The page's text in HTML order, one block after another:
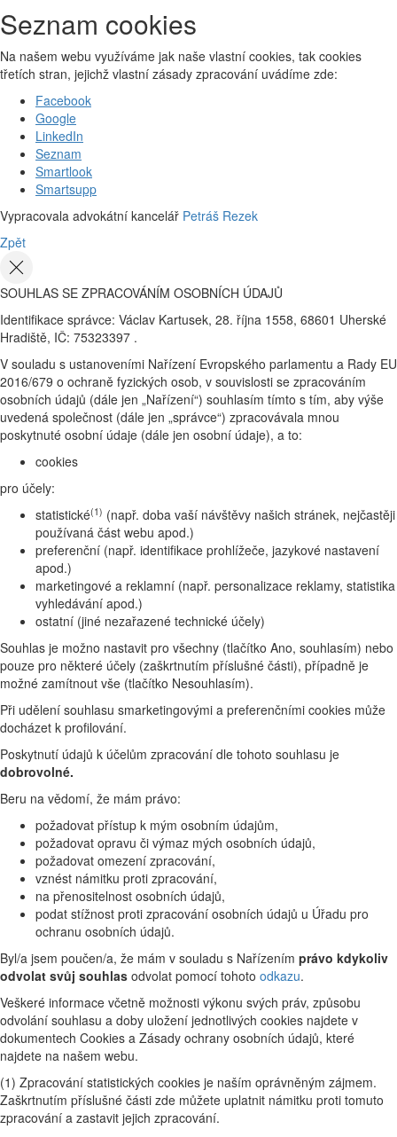
Seznam cookies
Na našem webu využíváme jak naše vlastní cookies, tak cookies
třetích stran, jejichž vlastní zásady zpracování uvádíme zde:
Facebook
Google
LinkedIn
Seznam
Smartlook
Smartsupp
Vypracovala advokátní kancelář Petráš Rezek
Zpět
SOUHLAS SE ZPRACOVÁNÍM OSOBNÍCH ÚDAJŮ
Identifikace správce: Václav Kartusek, 28. října 1558, 68601 Uherské
Hradiště, IČ: 75323397 .
V souladu s ustanoveními Nařízení Evropského parlamentu a Rady EU
2016/679 o ochraně fyzických osob, v souvislosti se zpracováním
osobních údajů (dále jen „Nařízení“) souhlasím tímto s tím, aby výše
uvedená společnost (dále jen „správce“) zpracovávala mnou
poskytnuté osobní údaje (dále jen osobní údaje), a to:
cookies
pro účely:
statistické(1) (např. doba vaší návštěvy našich stránek, nejčastěji
používaná část webu apod.)
preferenční (např. identifikace prohlížeče, jazykové nastavení
apod.)
marketingové a reklamní (např. personalizace reklamy, statistika
vyhledávání apod.)
ostatní (jiné nezařazené technické účely)
Souhlas je možno nastavit pro všechny (tlačítko Ano, souhlasím) nebo
pouze pro některé účely (zaškrtnutím příslušné části), případně je
možné zamítnout vše (tlačítko Nesouhlasím).
Při udělení souhlasu smarketingovými a preferenčními cookies může
docházet k profilování.
Poskytnutí údajů k účelům zpracování dle tohoto souhlasu je
dobrovolné.
Beru na vědomí, že mám právo:
požadovat přístup k mým osobním údajům,
požadovat opravu či výmaz mých osobních údajů,
požadovat omezení zpracování,
vznést námitku proti zpracování,
na přenositelnost osobních údajů,
podat stížnost proti zpracování osobních údajů u Úřadu pro
ochranu osobních údajů.
Byl/a jsem poučen/a, že mám v souladu s Nařízením právo kdykoliv
odvolat svůj souhlas odvolat pomocí tohoto odkazu.
Veškeré informace včetně možnosti výkonu svých práv, způsobu
odvolání souhlasu a doby uložení jednotlivých cookies najdete v
dokumentech Cookies a Zásady ochrany osobních údajů, které
najdete na našem webu.
(1) Zpracování statistických cookies je naším oprávněným zájmem.
Zaškrtnutím příslušné části zde můžete uplatnit námitku proti tomuto
zpracování a zastavit jejich zpracování.